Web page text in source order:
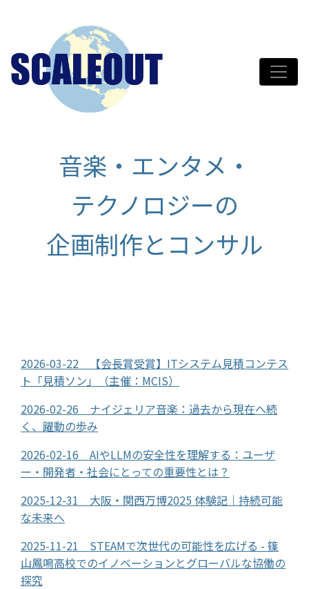
音楽・エンタメ・
テクノロジーの
企画制作とコンサル
2026-03-22 【会長賞受賞】ITシステム見積コンテス
ト「見積ソン」（主催：MCIS）
2026-02-26 ナイジェリア音楽：過去から現在へ続
く、躍動の歩み
2026-02-16 AIやLLMの安全性を理解する：ユーザ
ー・開発者・社会にとっての重要性とは？
2025-12-31 大阪・関西万博2025 体験記｜持続可能
な未来へ
2025-11-21 STEAMで次世代の可能性を広げる - 篠
山鳳鳴高校でのイノベーションとグローバルな協働の
探究